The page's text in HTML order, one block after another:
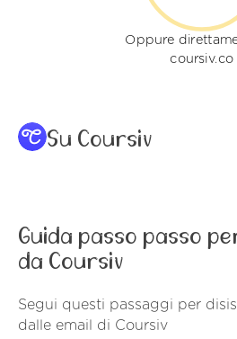
Oppure
coursiv.co
Su Coursiv
Guida passo passo
da Coursiv
Segui questi passaggi per
dalle email di Coursiv